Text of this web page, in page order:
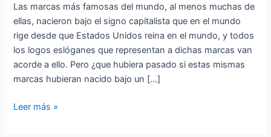
Las marcas más famosas del mundo, al menos muchas de
ellas, nacieron bajo el signo capitalista que en el mundo
rige desde que Estados Unidos reina en el mundo, y todos
los logos eslóganes que representan a dichas marcas van
acorde a ello. Pero ¿que hubiera pasado si estas mismas
marcas hubieran nacido bajo un […]
comunista
así
serían
los
logos
más
famosos
Leer más »